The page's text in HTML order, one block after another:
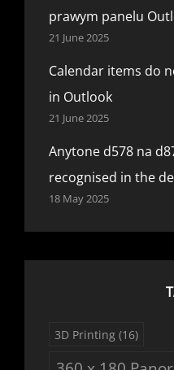
prawym panelu
21 June 2025
Calendar items do
in Outlook
21 June 2025
Anytone d578 na
recognised in the
18 May 2025
3D Printing (16)